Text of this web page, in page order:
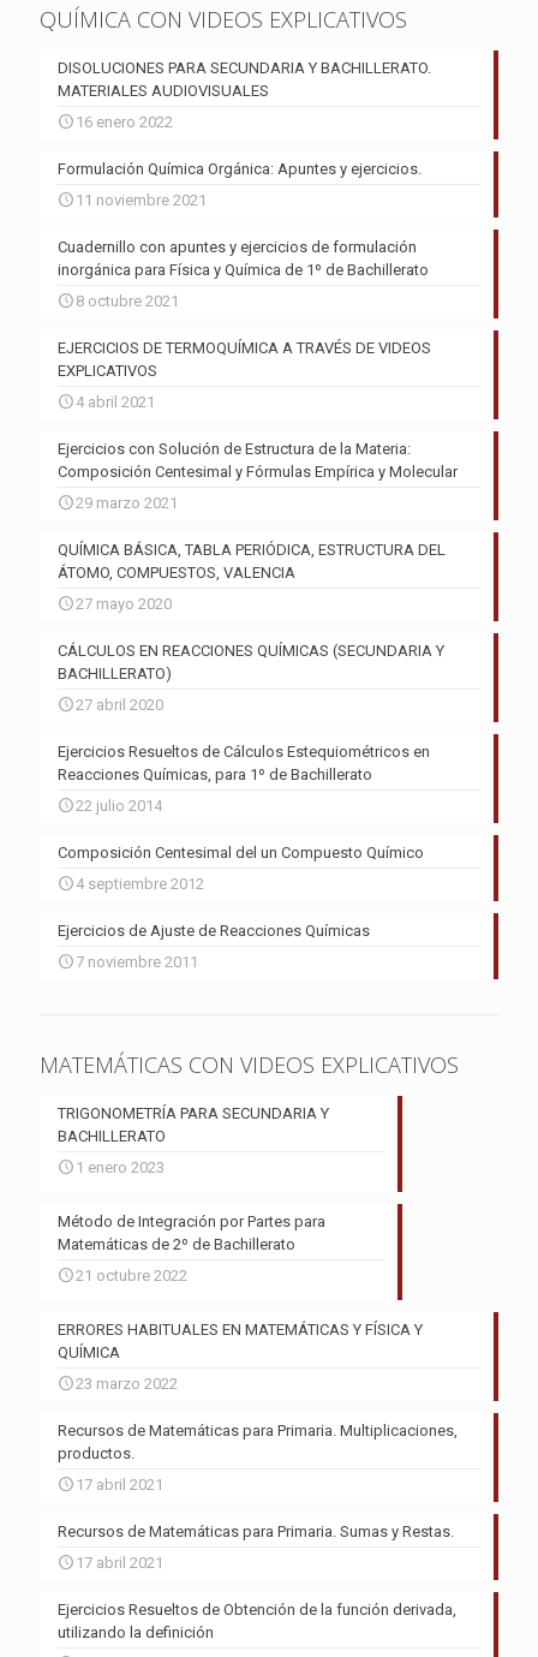
QUÍMICA CON VIDEOS EXPLICATIVOS
DISOLUCIONES PARA SECUNDARIA Y BACHILLERATO.
MATERIALES AUDIOVISUALES
16 enero 2022
Formulación Química Orgánica: Apuntes y ejercicios.
11 noviembre 2021
Cuadernillo con apuntes y ejercicios de formulación
inorgánica para Física y Química de 1º de Bachillerato
8 octubre 2021
EJERCICIOS DE TERMOQUÍMICA A TRAVÉS DE VIDEOS
EXPLICATIVOS
4 abril 2021
Ejercicios con Solución de Estructura de la Materia:
Composición Centesimal y Fórmulas Empírica y Molecular
29 marzo 2021
QUÍMICA BÁSICA, TABLA PERIÓDICA, ESTRUCTURA DEL
ÁTOMO, COMPUESTOS, VALENCIA
27 mayo 2020
CÁLCULOS EN REACCIONES QUÍMICAS (SECUNDARIA Y
BACHILLERATO)
27 abril 2020
Ejercicios Resueltos de Cálculos Estequiométricos en
Reacciones Químicas, para 1º de Bachillerato
22 julio 2014
Composición Centesimal del un Compuesto Químico
4 septiembre 2012
Ejercicios de Ajuste de Reacciones Químicas
7 noviembre 2011
MATEMÁTICAS CON VIDEOS EXPLICATIVOS
TRIGONOMETRÍA PARA SECUNDARIA Y
BACHILLERATO
1 enero 2023
Método de Integración por Partes para
Matemáticas de 2º de Bachillerato
21 octubre 2022
ERRORES HABITUALES EN MATEMÁTICAS Y FÍSICA Y
QUÍMICA
23 marzo 2022
Recursos de Matemáticas para Primaria. Multiplicaciones,
productos.
17 abril 2021
Recursos de Matemáticas para Primaria. Sumas y Restas.
17 abril 2021
Ejercicios Resueltos de Obtención de la función derivada,
utilizando la definición